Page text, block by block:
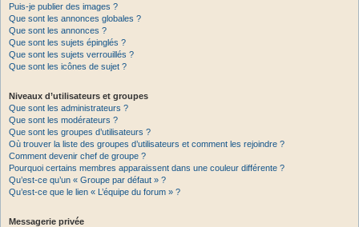
Puis-je publier des images ?
Que sont les annonces globales ?
Que sont les annonces ?
Que sont les sujets épinglés ?
Que sont les sujets verrouillés ?
Que sont les icônes de sujet ?
Niveaux d’utilisateurs et groupes
Que sont les administrateurs ?
Que sont les modérateurs ?
Que sont les groupes d’utilisateurs ?
Où trouver la liste des groupes d’utilisateurs et comment les rejoindre ?
Comment devenir chef de groupe ?
Pourquoi certains membres apparaissent dans une couleur différente ?
Qu’est-ce qu’un « Groupe par défaut » ?
Qu’est-ce que le lien « L’équipe du forum » ?
Messagerie privée